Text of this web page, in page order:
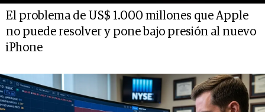
El problema de US$ 1.000 millones que Apple
no puede resolver y pone bajo presión al nuevo
iPhone